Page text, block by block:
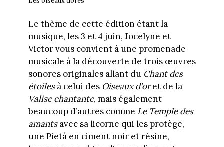
Le thème de cette édition étant la
musique, les 3 et 4 juin, Jocelyne et
Victor vous convient à une promenade
musicale à la découverte de trois œuvres
sonores originales allant du Chant des
étoilesà celui des Oiseaux d’oret de la
Valise chantante, mais également
beaucoup d’autres comme Le Temple des
amantsavec sa licorne qui les protège,
une Pietà en ciment noir et résine,